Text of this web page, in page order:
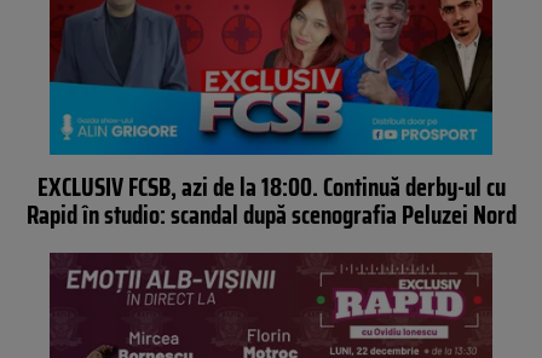
EXCLUSIV FCSB, azi de la 18:00. Continuă derby-ul cu
Rapid în studio: scandal după scenografia Peluzei Nord